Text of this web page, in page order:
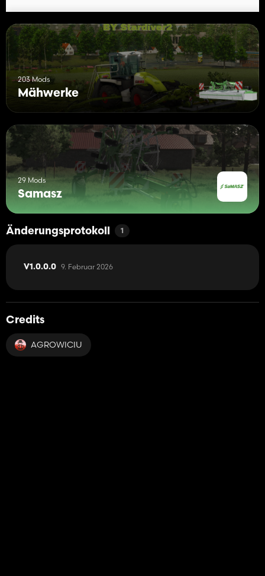
203 Mods
Mähwerke
29 Mods
Samasz
Änderungsprotokoll 1
V1.0.0.0 9. Februar 2026
Credits
AGROWICIU